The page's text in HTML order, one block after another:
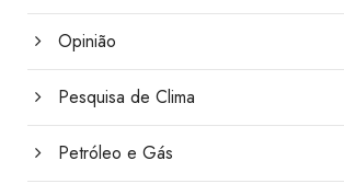
Opinião
Pesquisa de Clima
Petróleo e Gás